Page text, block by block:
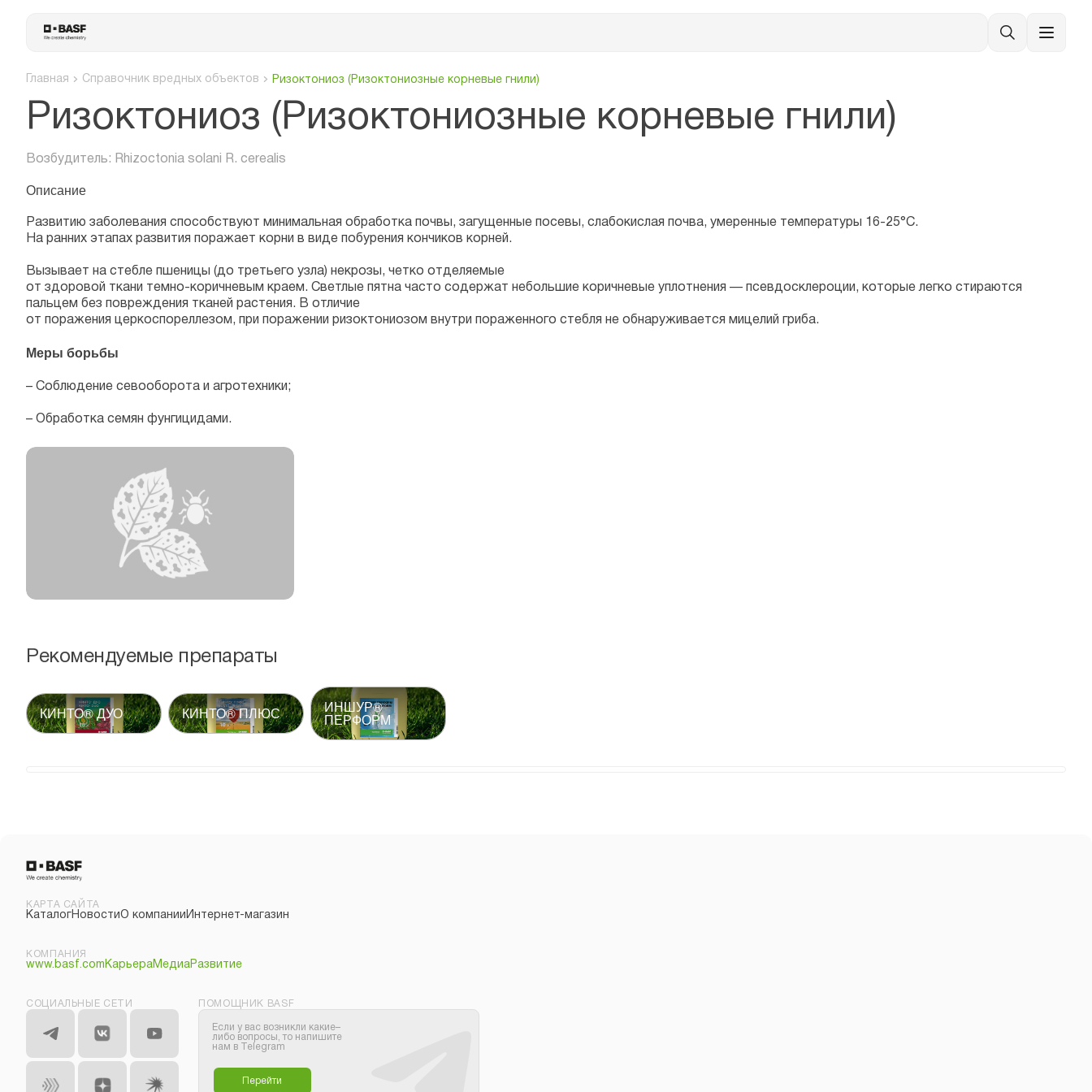
Главная Справочник вредных объектов Ризоктониоз (Ризоктониозные корневые гнили)
Ризоктониоз (Ризоктониозные корневые гнили)
Возбудитель: Rhizoctonia solani R. cerealis
Описание
Развитию заболевания способствуют минимальная обработка почвы, загущенные посевы, слабокислая почва, умеренные температуры 16-25°С.
На ранних этапах развития поражает корни в виде побурения кончиков корней.
Вызывает на стебле пшеницы (до третьего узла) некрозы, четко отделяемые
от здоровой ткани темно-коричневым краем. Светлые пятна часто содержат небольшие коричневые уплотнения — псевдосклероции, которые легко стираются
пальцем без повреждения тканей растения. В отличие
от поражения церкоспореллезом, при поражении ризоктониозом внутри пораженного стебля не обнаруживается мицелий гриба.
Меры борьбы
– Соблюдение севооборота и агротехники;
– Обработка семян фунгицидами.
Рекомендуемые препараты
КИНТО® ДУО КИНТО® ПЛЮС ИНШУР®
ПЕРФОРМ
КАРТА САЙТА
КаталогНовостиО компании Интернет-магазин
КОМПАНИЯ
www.basf.com КарьераМедиаРазвитие
СОЦИАЛЬНЫЕ СЕТИ ПОМОЩНИК BASF
Если у вас возникли какие–
либо вопросы, то напишите
нам в Telegram
Перейти